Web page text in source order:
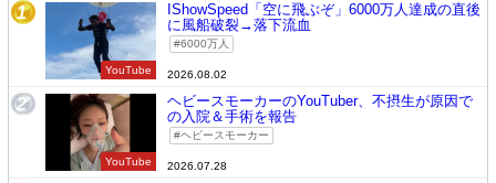
1
YouTube
IShowSpeed「空に飛ぶぞ」6000万人達成の直後
に風船破裂→落下流血
6000万人
2026.08.02
2
YouTube
ヘビースモーカーのYouTuber、不摂生が原因で
の入院＆手術を報告
ヘビースモーカー
2026.07.28